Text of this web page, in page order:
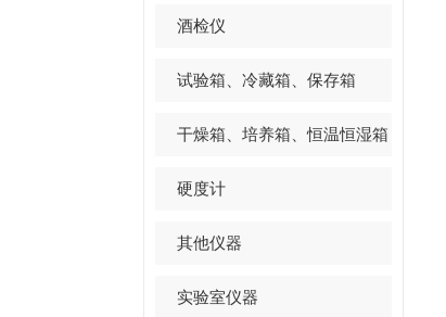
酒检仪
试验箱、冷藏箱、保存箱
干燥箱、培养箱、恒温恒湿箱
硬度计
其他仪器
实验室仪器